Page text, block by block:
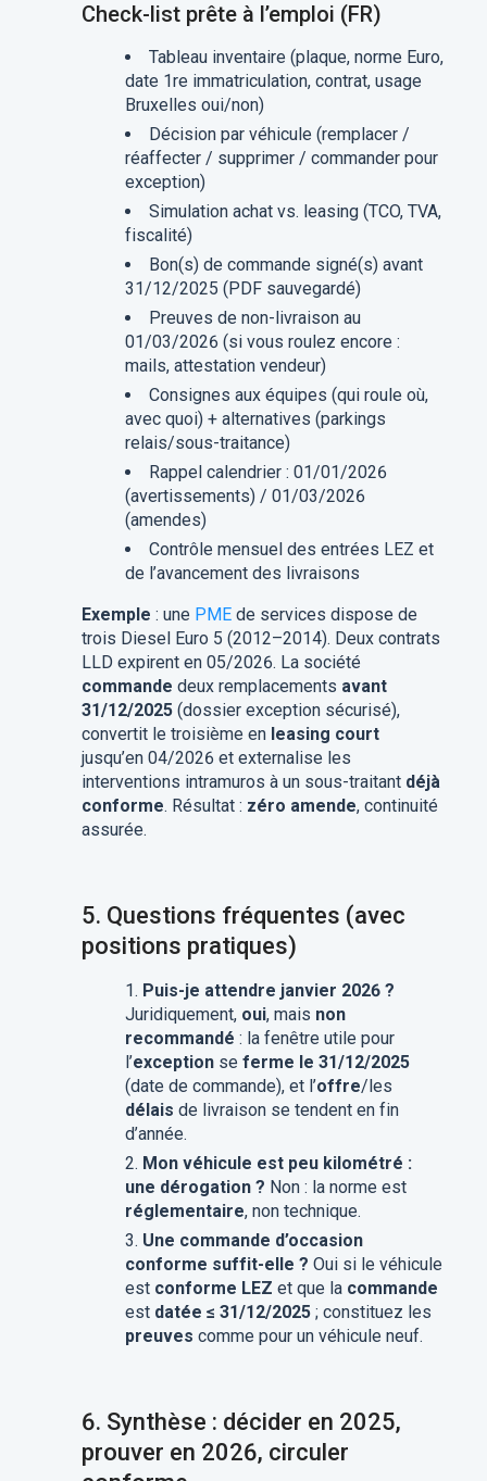
Check-list prête à l’emploi (FR)
Tableau inventaire (plaque, norme Euro,
date 1re immatriculation, contrat, usage
Bruxelles oui/non)
Décision par véhicule (remplacer /
réaffecter / supprimer / commander pour
exception)
Simulation achat vs. leasing (TCO, TVA,
fiscalité)
Bon(s) de commande signé(s) avant
31/12/2025 (PDF sauvegardé)
Preuves de non-livraison au
01/03/2026 (si vous roulez encore :
mails, attestation vendeur)
Consignes aux équipes (qui roule où,
avec quoi) + alternatives (parkings
relais/sous-traitance)
Rappel calendrier : 01/01/2026
(avertissements) / 01/03/2026
(amendes)
Contrôle mensuel des entrées LEZ et
de l’avancement des livraisons
Exemple : une PMEde services dispose de
trois Diesel Euro 5 (2012–2014). Deux contrats
LLD expirent en 05/2026. La société
commande deux remplacements avant
31/12/2025(dossier exception sécurisé),
convertit le troisième en leasing court
jusqu’en 04/2026 et externalise les
interventions intramuros à un sous-traitant déjà
conforme. Résultat : zéro amende, continuité
assurée.
5. Questions fréquentes (avec
positions pratiques)
Puis-je attendre janvier 2026 ?
Juridiquement, oui, mais non
recommandé : la fenêtre utile pour
l’exceptionse ferme le 31/12/2025
(date de commande), et l’offre/les
délais de livraison se tendent en fin
d’année.
Mon véhicule est peu kilométré :
une dérogation ? Non : la norme est
réglementaire, non technique.
Une commande d’occasion
conforme suffit-elle ? Oui si le véhicule
est conforme LEZ et que la commande
est datée ≤ 31/12/2025; constituez les
preuves comme pour un véhicule neuf.
6. Synthèse : décider en 2025,
prouver en 2026, circuler